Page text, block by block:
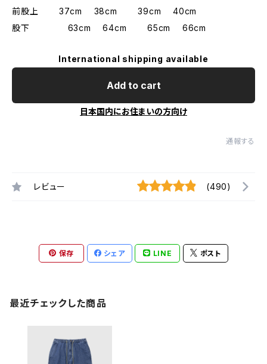
前股上 37cm 38cm 39cm 40cm
股下 63cm 64cm 65cm 66cm
International shipping available
Add to cart
日本国内にお住まいの方向け
通報する
レビュー (490)
保存 シェア LINE ポスト
最近チェックした商品